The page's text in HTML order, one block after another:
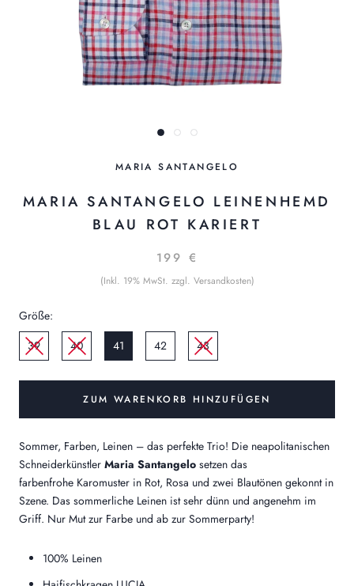
MARIA SANTANGELO
MARIA SANTANGELO LEINENHEMD
BLAU ROT KARIERT
199 €
(Inkl. 19% MwSt. zzgl. Versandkosten)
Größe:
39
40 41 42 43
ZUM WARENKORB HINZUFÜGEN
Sommer, Farben, Leinen – das perfekte Trio! Die neapolitanischen
Schneiderkünstler Maria Santangelo setzen das
farbenfrohe Karomuster in Rot, Rosa und zwei Blautönen gekonnt in
Szene. Das sommerliche Leinen ist sehr dünn und angenehm im
Griff. Nur Mut zur Farbe und ab zur Sommerparty!
100% Leinen